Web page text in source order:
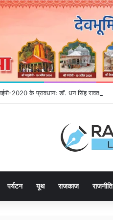
2020 के प्रावधानः डाॅ. धन सिंह रावत
पर्यटन यूथ राजकाज राजनीति